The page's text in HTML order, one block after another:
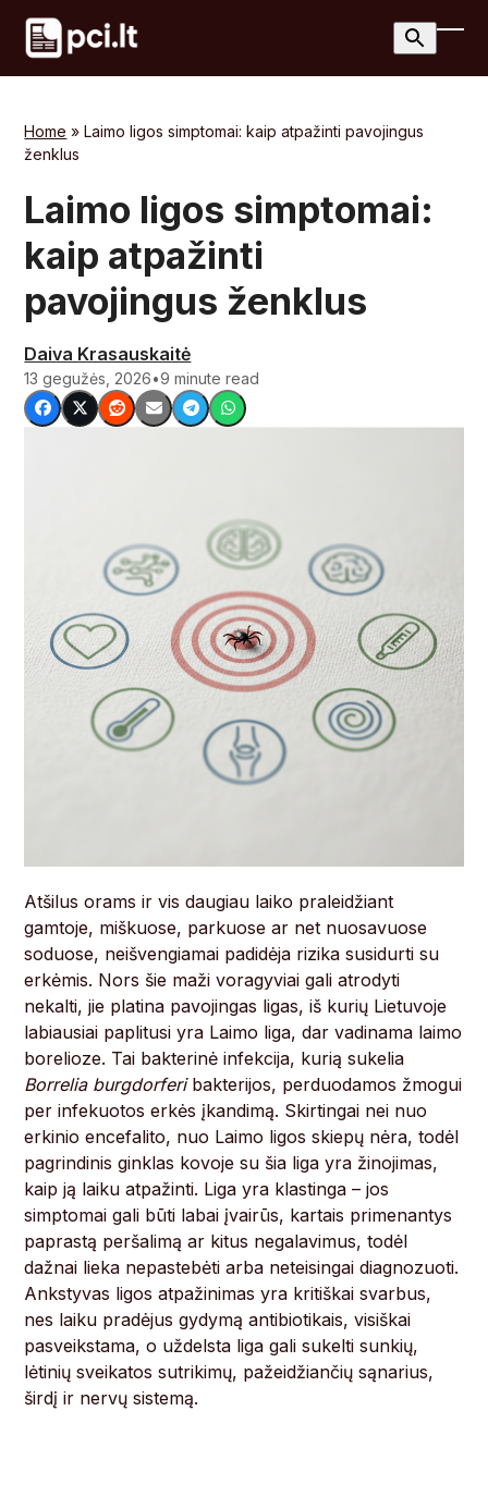
Skip
content
Home »Laimo ligos simptomai: kaip atpažinti pavojingus
ženklus
Laimo ligos simptomai:
kaip atpažinti
pavojingus ženklus
Daiva Krasauskaitė
13 gegužės, 2026•9 minute read
Atšilus orams ir vis daugiau laiko praleidžiant
gamtoje, miškuose, parkuose ar net nuosavuose
soduose, neišvengiamai padidėja rizika susidurti su
erkėmis. Nors šie maži voragyviai gali atrodyti
nekalti, jie platina pavojingas ligas, iš kurių Lietuvoje
labiausiai paplitusi yra Laimo liga, dar vadinama laimo
borelioze. Tai bakterinė infekcija, kurią sukelia
Borrelia burgdorferibakterijos, perduodamos žmogui
per infekuotos erkės įkandimą. Skirtingai nei nuo
erkinio encefalito, nuo Laimo ligos skiepų nėra, todėl
pagrindinis ginklas kovoje su šia liga yra žinojimas,
kaip ją laiku atpažinti. Liga yra klastinga – jos
simptomai gali būti labai įvairūs, kartais primenantys
paprastą peršalimą ar kitus negalavimus, todėl
dažnai lieka nepastebėti arba neteisingai diagnozuoti.
Ankstyvas ligos atpažinimas yra kritiškai svarbus,
nes laiku pradėjus gydymą antibiotikais, visiškai
pasveikstama, o uždelsta liga gali sukelti sunkių,
lėtinių sveikatos sutrikimų, pažeidžiančių sąnarius,
širdį ir nervų sistemą.